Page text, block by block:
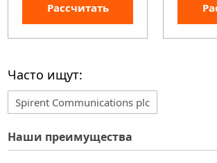
Наши преимущества
Рассчитать
Часто ищут:
Spirent Communications plc